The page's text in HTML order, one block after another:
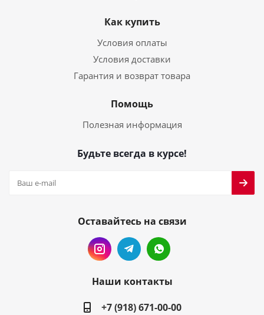
Как купить
Условия оплаты
Условия доставки
Гарантия и возврат товара
Помощь
Полезная информация
Будьте всегда в курсе!
Оставайтесь на связи
Наши контакты
+7 (918) 671-00-00